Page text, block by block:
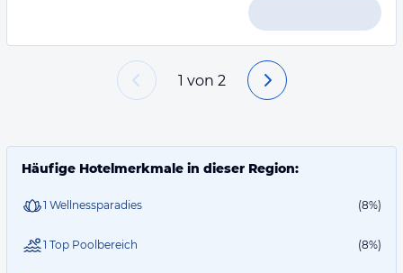
1 von 2
Häufige Hotelmerkmale in dieser Region:
1 Wellnessparadies (8%)
1 Top Poolbereich (8%)